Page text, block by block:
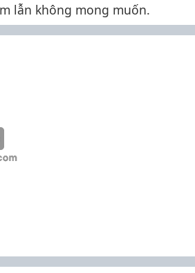
lẫn không mong muốn.